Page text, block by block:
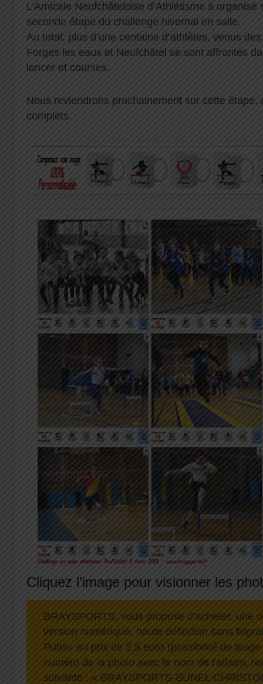
L’Amicale Neufchâteloise d’Athlétisme à
seconde étape du challenge hivernal en salle.
Au total, plus d’une centaine d’athlètes, venus
Forges les eaux et Neufchâtel se sont affrontés
lancer et courses.
Nous reviendrons prochainement sur cette étape,
complets.
Cliquez l’image pour visionner les
BRAYSPORTS, vous propose d’acheter, une
version numérique, haute définition sans
Pubs» au prix de 2.5 euro (possibilité de
numéro de la photo avec le nom de l’album,
suivante : « BRAYSPORTS-BUNEL